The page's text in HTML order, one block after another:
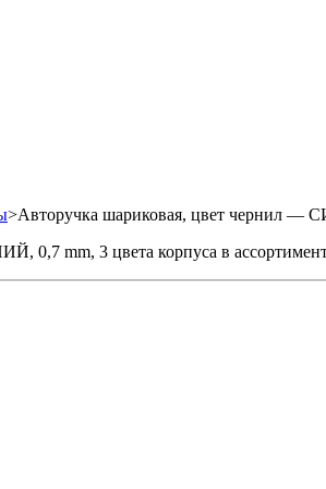
>Авторучка шариковая, цвет чернил —
0,7 mm, 3 цвета корпуса в